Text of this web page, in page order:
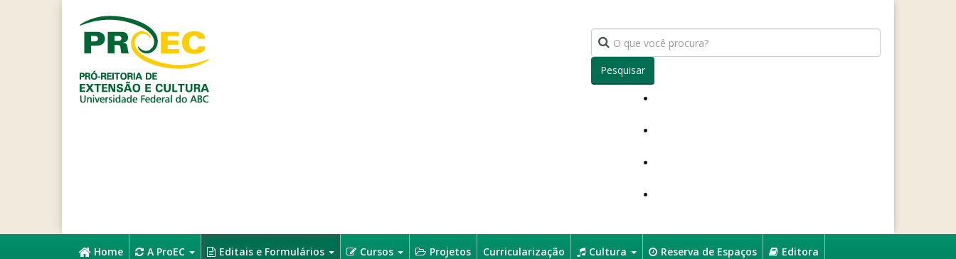
Pesquisar
Home A ProEC Editais e Formulários Cursos Projetos Curricularização Cultura Reserva de Espaços Editora